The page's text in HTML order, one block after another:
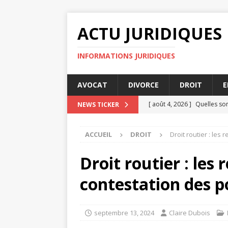
ACTU JURIDIQUES
INFORMATIONS JURIDIQUES
AVOCAT DIVORCE DROIT
NEWS TICKER [ août 4, 2026 ] Quelles
[ août 2, 2026 ] Comment
[ août 2, 2026 ]
Impôts et
[ août 6, 2026 ] Délits
ACCUEIL DROIT Droit routier : les
Droit routier : les
contestation des
septembre 13, 2024 Claire Dubois